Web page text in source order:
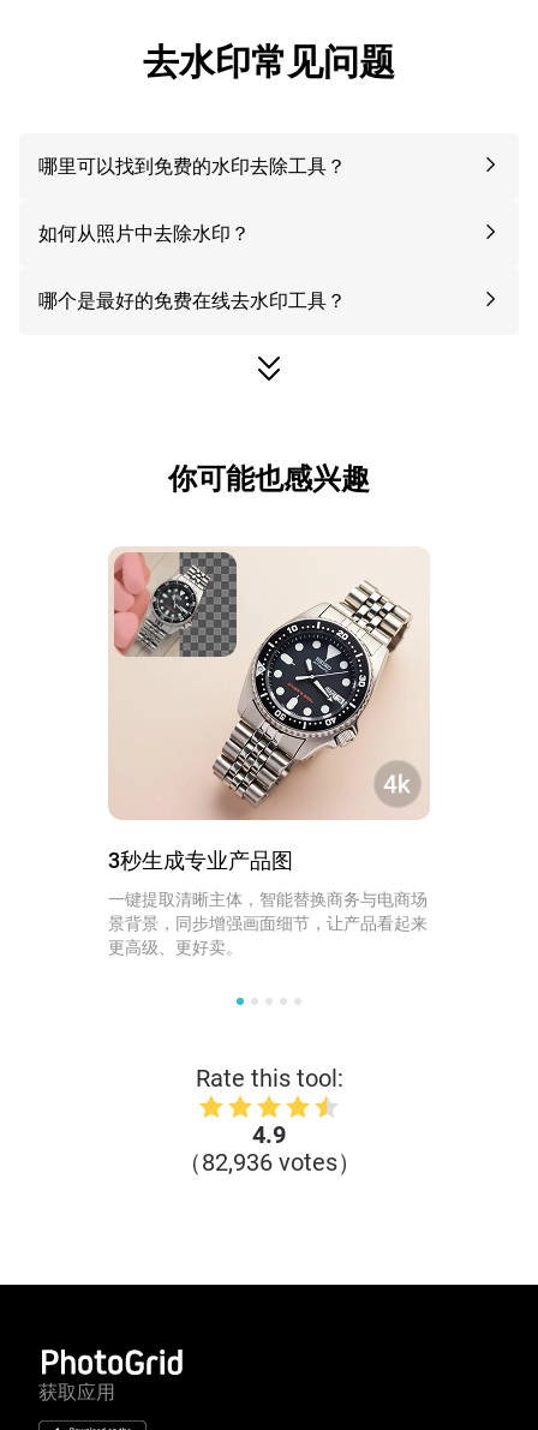
去水印常见问题
哪里可以找到免费的水印去除工具？
如何从照片中去除水印？
哪个是最好的免费在线去水印工具？
你可能也感兴趣
3秒生成专业产品图
一键提取清晰主体，智能替换商务与电商场
景背景，同步增强画面细节，让产品看起来
更高级、更好卖。
Rate this tool:
4.9
（82,936 votes）
获取应用